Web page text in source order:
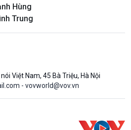
Hùng
Trung
Việt Nam, 45 Bà Triệu, Hà Nội
- vovworld@vov.vn